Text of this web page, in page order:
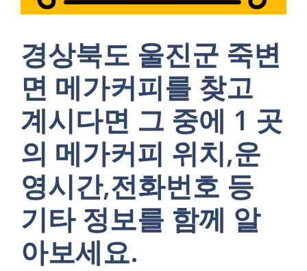
경상북도 울진군 죽변
면 메가커피를 찾고
계시다면 그 중에 1 곳
의 메가커피 위치,운
영시간,전화번호 등
기타 정보를 함께 알
아보세요.